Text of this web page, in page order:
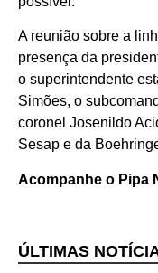
Política
Turismo
Entretenimento
Baía Formosa
A reunião sobre a
presença da
o superintendente
Simões, o
coronel Josenildo
Sesap e da
Acompanhe o Pipa
ÚLTIMAS